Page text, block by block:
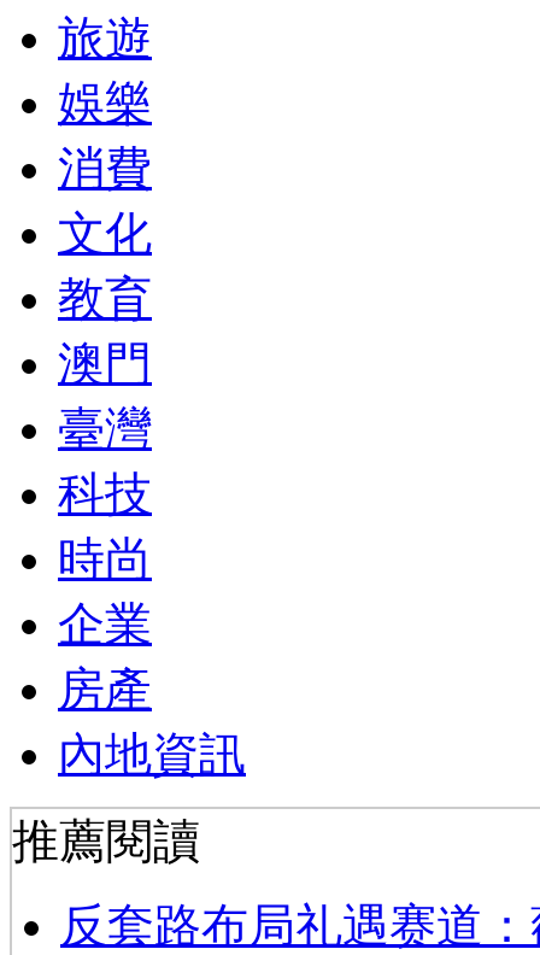
旅遊
娛樂
消費
文化
教育
澳門
臺灣
科技
時尚
企業
房產
內地資訊
推薦閱讀
反套路布局礼遇赛道